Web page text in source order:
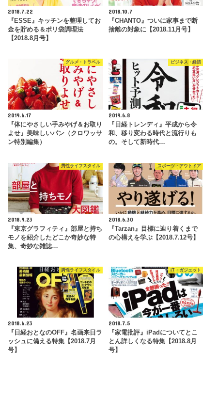
2018.7.22
『ESSE』キッチンを整理してお
金を貯める＆ポリ袋調理法
【2018.8月号】
2018.10.7
『CHANTO』ついに家事まで断
捨離の対象に【2018.11月号】
グルメ・トラベル
2019.6.17
『体にやさしい手みやげ＆お取り
よせ』美味しいパン（クロワッサ
ン特別編集）
ビジネス・経済
2019.6.8
『日経トレンディ』平成から令
和、移り変わる時代と流行りも
の。そして新時代…
男性ライフスタイル
2018.9.23
『東京グラフィティ』部屋と持ち
モノを紹介したどこか奇妙な特
集、奇妙な雑誌…
スポーツ・アウトドア
2018.6.30
『Tarzan』目標に辿り着くまで
の心構えを学ぶ【2018.7.12号】
男性ライフスタイル
2018.6.23
『日経おとなのOFF』名画来日ラ
ッシュに備える特集【2018.7月
号】
IT・ガジェット
2018.7.5
『家電批評』iPadについてとこ
とん詳しくなる特集【2018.8月
号】